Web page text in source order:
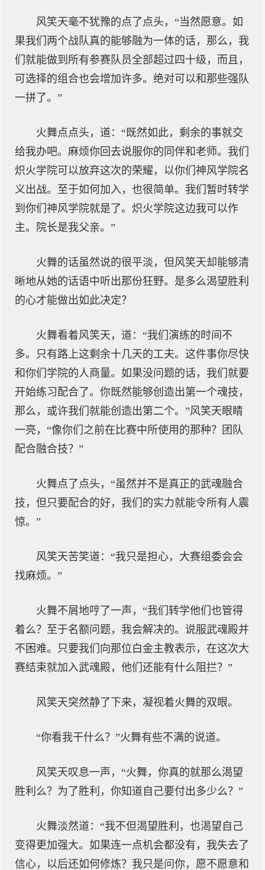
风笑天毫不犹豫的点了点头，“当然愿意。如
果我们两个战队真的能够融为一体的话，那么，我
们就能做到所有参赛队员全部超过四十级，而且，
可选择的组合也会增加许多。绝对可以和那些强队
一拼了。”
火舞点点头，道：“既然如此，剩余的事就交
给我办吧。麻烦你回去说服你的同伴和老师。我们
炽火学院可以放弃这次的荣耀，以你们神风学院名
义出战。至于如何加入，也很简单。我们暂时转学
到你们神风学院就是了。炽火学院这边我可以作
主。院长是我父亲。”
火舞的话虽然说的很平淡，但风笑天却能够清
晰地从她的话语中听出那份狂野。是多么渴望胜利
的心才能做出如此决定？
火舞看着风笑天，道：“我们演练的时间不
多。只有路上这剩余十几天的工夫。这件事你尽快
和你们学院的人商量。如果没问题的话，我们就要
开始练习配合了。你既然能够创造出第一个魂技，
那么，或许我们就能创造出第二个。”风笑天眼睛
一亮，“像你们之前在比赛中所使用的那种？团队
配合融合技？”
火舞点了点头，“虽然并不是真正的武魂融合
技，但只要配合的好，我们的实力就能令所有人震
惊。”
风笑天苦笑道：“我只是担心，大赛组委会会
找麻烦。”
火舞不屑地哼了一声，“我们转学他们也管得
着么？至于名额问题，我会解决的。说服武魂殿并
不困难。只要我们向那位白金主教表示，在这次大
赛结束就加入武魂殿，他们还能有什么阻拦？”
风笑天突然静了下来，凝视着火舞的双眼。
“你看我干什么？”火舞有些不满的说道。
风笑天叹息一声，“火舞，你真的就那么渴望
胜利么？为了胜利，你知道自己要付出多少么？”
火舞淡然道：“我不但渴望胜利，也渴望自己
变得更加强大。如果连一点机会都没有，我失去了
信心，以后还如何修炼？我只是问你，愿不愿意和